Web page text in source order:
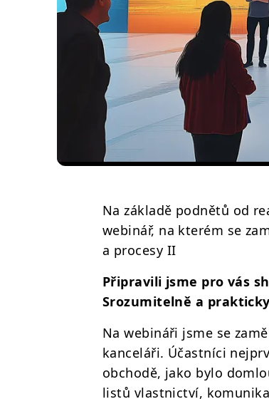
Na základě podnětů od
webinář, na kterém se
a procesy II
Připravili jsme pro vás
Srozumitelně a
Na webináři jsme se
kanceláři. Účastníci
obchodě, jako bylo
listů vlastnictví,